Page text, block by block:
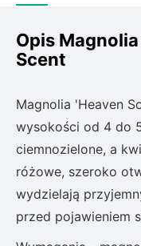
Różanecznik
Wiciokrzew
Bluszcz
Ewodia
Opis
Scent
Magnolia 'Heaven
wysokości od 4 do
ciemnozielone, a
różowe, szeroko
wydzielają
przed pojawieniem